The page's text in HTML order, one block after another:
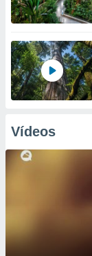
Vídeos